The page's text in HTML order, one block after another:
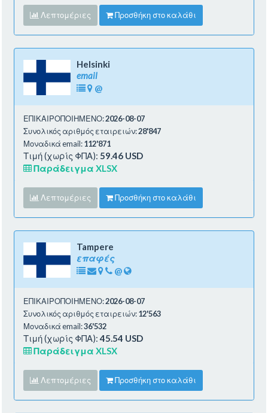
Λεπτομέριες Προσθήκη στο καλάθι
Helsinki
email
@
ΕΠΙΚΑΙΡΟΠΟΙΗΜΕΝΟ:2026-08-07
Συνολικός αριθμός εταιρειών:28'847
Μοναδικά email:112'871
Τιμή (χωρίς ΦΠΑ): 59.46 USD
Παράδειγμα XLSX
Λεπτομέριες Προσθήκη στο καλάθι
Tampere
επαφές
@
ΕΠΙΚΑΙΡΟΠΟΙΗΜΕΝΟ:2026-08-07
Συνολικός αριθμός εταιρειών:12'563
Μοναδικά email:36'532
Τιμή (χωρίς ΦΠΑ):45.54 USD
Παράδειγμα XLSX
Λεπτομέριες Προσθήκη στο καλάθι